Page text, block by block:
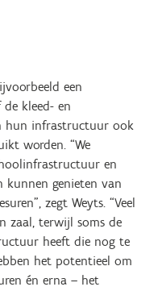
een
kleed- en
hun infrastructuur ook
worden. “We
en
kunnen genieten van
zegt Weyts. “Veel
zaal, terwijl soms de
heeft die nog te
het potentieel om
én erna – het